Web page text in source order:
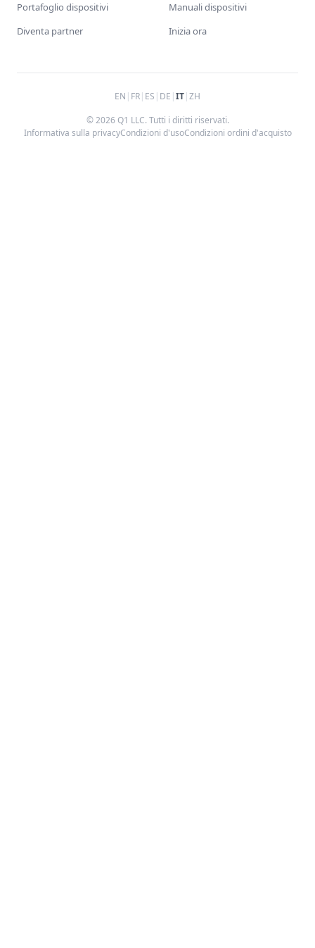
Portafoglio dispositivi
Diventa partner
Manuali dispositivi
Inizia ora
EN | FR| ES | DE |IT|ZH
© 2026 Q1 LLC. Tutti i diritti riservati.
Informativa sulla privacyCondizioni d'usoCondizioni ordini d'acquisto